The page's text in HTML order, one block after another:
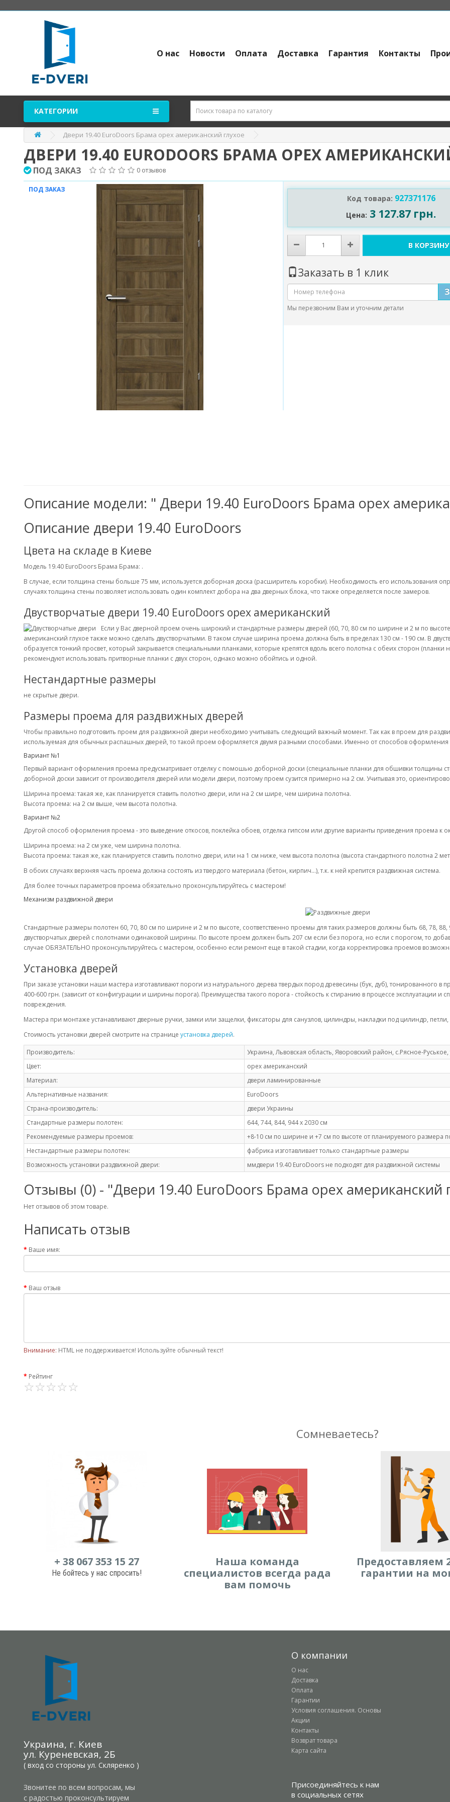
О нас Новости Оплата Доставка Гарантия Контакты
КАТЕГОРИИ
Двери 19.40 EuroDoors Брама орех американский глухое
ДВЕРИ 19.40 EURODOORS БРАМА ОРЕХ
ПОД ЗАКАЗ 0 отзывов
ПОД ЗАКАЗ
Код товара: 927371176
Цена: 3 127.87 грн.
В КОРЗИНУ
Заказать в 1 клик
Мы перезвоним Вам и уточним детали
Описание модели: " Двери 19.40 EuroDoors Брама орех
Описание двери 19.40 EuroDoors
Цвета на складе в Киеве
Модель 19.40 EuroDoors Брама Брама: .
В случае, если толщина стены больше 75 мм, используется доборная доска (расширитель коробки). Необходимость его использования
случаях толщина стены позволяет использовать один комплект добора на два дверных блока, что также определяется после замеров.
Двустворчатые двери 19.40 EuroDoors орех американский
Если у Вас дверной проем очень широкий и стандартные размеры дверей (60, 70, 80 см по ширине и 2 м по
американский глухое также можно сделать двустворчатыми. В таком случае ширина проема должна быть в пределах 130 см - 190 см. В
образуется тонкий просвет, который закрывается специальными планками, которые крепятся вдоль всего полотна с обеих сторон
рекомендуют использовать притворные планки с двух сторон, однако можно обойтись и одной.
Нестандартные размеры
не скрытые двери.
Размеры проема для раздвижных дверей
Чтобы правильно подготовить проем для раздвижной двери необходимо учитывать следующий важный момент. Так как в проем для
используемая для обычных распашных дверей, то такой проем оформляется двумя разными способами. Именно от способов оформления
Вариант №1
Первый вариант оформления проема предусматривает отделку с помошью доборной доски (специальные планки для обшивки толщины
доборной доски зависит от производителя дверей или модели двери, поэтому проем сузится примерно на 2 см. Учитывая это,
Ширина проема: такая же, как планируется ставить полотно двери, или на 2 см шире, чем ширина полотна.
Высота проема: на 2 см выше, чем высота полотна.
Вариант №2
Другой способ оформления проема - это выведение откосов, поклейка обоев, отделка гипсом или другие варианты приведения проема к
Ширина проема: на 2 см уже, чем ширина полотна.
Высота проема: такая же, как планируется ставить полотно двери, или на 1 см ниже, чем высота полотна (высота стандартного полотна 2
В обоих случаях верхняя часть проема должна состоять из твердого материала (бетон, кирпич...), т.к. к ней крепится раздвижная система.
Для более точных параметров проема обязательно проконсультируйтесь с мастером!
Механизм раздвижной двери
Стандартные размеры полотен 60, 70, 80 см по ширине и 2 м по высоте, соответственно проемы для таких размеров должны быть 68, 78,
двустворчатых дверей с полотнами одинаковой ширины. По высоте проем должен быть 207 см если без порога, но если с порогом, то
случае ОБЯЗАТЕЛЬНО проконсультируйтесь с мастером, особенно если ремонт еще в такой стадии, когда корректировка проемов
Установка дверей
При заказе установки наши мастера изготавливают пороги из натурального дерева твердых пород древесины (бук, дуб), тонированного в
400-600 грн. (зависит от конфигурации и ширины порога). Преимущества такого порога - стойкость к стиранию в процессе эксплуатации и
повреждения.
Мастера при монтаже устанавливают дверные ручки, замки или защелки, фиксаторы для санузлов, цилиндры, накладки под цилиндр,
Стоимость установки дверей смотрите на странице установка дверей.
Производитель:
Украина, Львовская область, Яворовский район, с.Рясное-
Цвет:
орех американский
Материал:
двери ламинированные
Альтернативные названия:
EuroDoors
Страна-производитель:
двери Украины
Стандартные размеры полотен:
644, 744, 844, 944 х 2030 см
Рекомендуемые размеры проемов:
+8-10 см по ширине и +7 см по высоте от планируемого размера
Нестандартные размеры полотен:
фабрика изготавливает только стандартные размеры
Возможность установки раздвижной двери:
ммдвери 19.40 EuroDoors не подходят для раздвижной системы
Отзывы (0) - "Двери 19.40 EuroDoors Брама орех американский
Нет отзывов об этом товаре.
Написать отзыв
Ваше имя:
Ваш отзыв
Внимание: HTML не поддерживается! Используйте обычный текст!
Рейтинг
Сомневаетесь?
+ 38 067 353 15 27
Не бойтесь у нас спросить!
Наша команда
специалистов всегда рада
вам помочь
Предоставляем
гарантии на
Украина, г. Киев
ул. Куреневская, 2Б
( вход со стороны ул. Скляренко )
Звонитее по всем вопросам, мы
с радостью проконсультируем
О компании
О нас
Доставка
Оплата
Гарантии
Условия соглашения. Основы
Акции
Контакты
Возврат товара
Карта сайта
Присоединяйтесь к нам
в социальных сетях